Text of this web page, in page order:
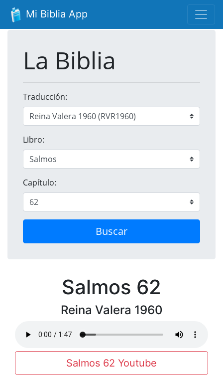
Mi Biblia App
La Biblia
Traducción:
Libro:
Capítulo:
Buscar
Salmos 62
Reina Valera 1960
Salmos 62 Youtube